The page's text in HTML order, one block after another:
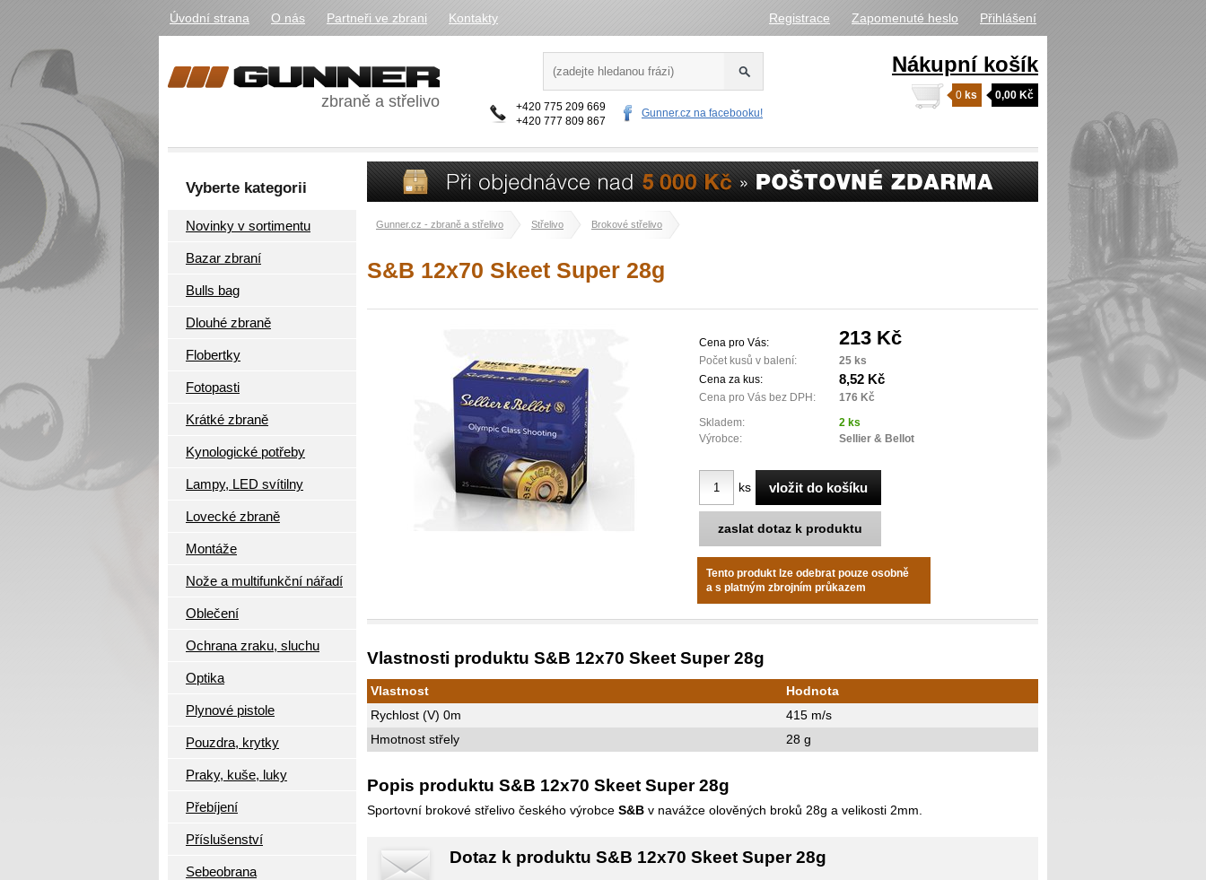
Úvodní strana O nás Partneři ve zbrani Kontakty Registrace Zapomenuté heslo Přihlášení
zbraně a střelivo
Nákupní košík
0,00 Kč
0 ks
+420 775 209 669
+420 777 809 867
Gunner.cz na facebooku!
Vyberte kategorii
Novinky v sortimentu
Bazar zbraní
Bulls bag
Dlouhé zbraně
Flobertky
Fotopasti
Krátké zbraně
Kynologické potřeby
Lampy, LED svítilny
Lovecké zbraně
Montáže
Nože a multifunkční nářadí
Oblečení
Ochrana zraku, sluchu
Optika
Plynové pistole
Pouzdra, krytky
Praky, kuše, luky
Přebíjení
Příslušenství
Sebeobrana
Gunner.cz - zbraně a střelivo Střelivo Brokové střelivo
S&B 12x70 Skeet Super 28g
Cena pro Vás: 213 Kč
Počet kusů v balení:
25 ks
Cena za kus:
8,52 Kč
Cena pro Vás bez DPH:
176 Kč
Skladem:
2 ks
Výrobce:
Sellier & Bellot
ks
zaslat dotaz k produktu
Tento produkt lze odebrat pouze osobně
a s platným zbrojním průkazem
Vlastnosti produktu S&B 12x70 Skeet Super 28g
Vlastnost
Hodnota
Rychlost (V) 0m
415 m/s
Hmotnost střely
28 g
Popis produktu S&B 12x70 Skeet Super 28g
Sportovní brokové střelivo českého výrobce S&B v navážce olověných broků 28g a velikosti 2mm.
Dotaz k produktu S&B 12x70 Skeet Super 28g